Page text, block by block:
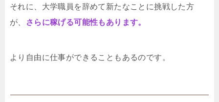
それに、大学職員を辞めて新たなことに挑戦した方
が、
さらに稼げる可能性もあります。
より自由に仕事ができることもあるのです。